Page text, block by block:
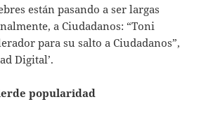
están pasando a ser largas
a Ciudadanos: “Toni
para su salto a Ciudadanos”,
Digital’.
popularidad